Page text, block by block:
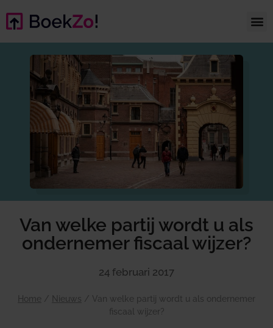
Van welke partij wordt u als
ondernemer fiscaal wijzer?
24 februari 2017
Home / Nieuws / Van welke partij wordt u als ondernemer
fiscaal wijzer?